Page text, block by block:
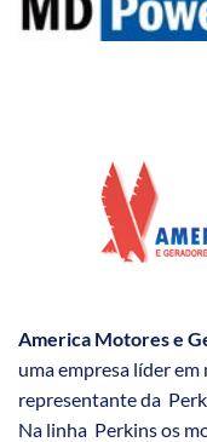
America Motores e
uma empresa líder em
representante da
Na linha Perkins os